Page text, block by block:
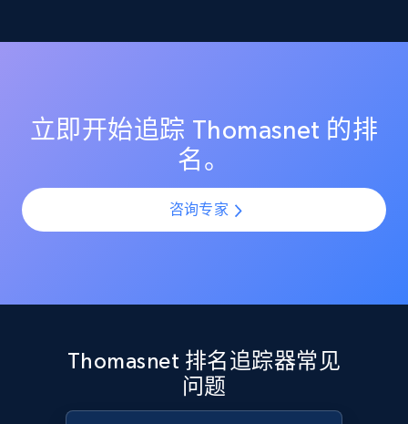
URL, Product id, Listing inventory id, Title, Rating,
Reviews count shop, Reviews count item, Initial
URL, Product id, Listing inventory id, Title, Rating,
Reviews count shop, Reviews count item, Initial
price, and more.
台中提升可见性。
通过在多个渠道针对目标关键词优化商品列表来解决挑
立即开始追踪 Thomasnet 的排
名。
咨询专家
Thomasnet 排名追踪器常见
问题